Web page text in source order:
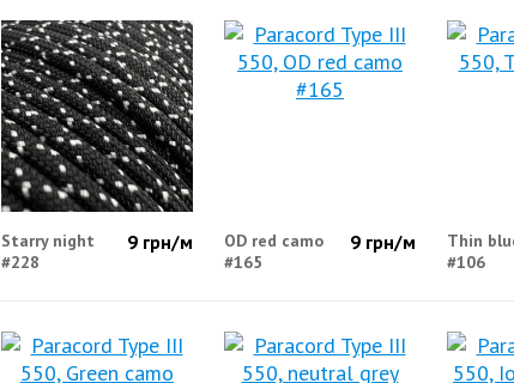
Starry night
#228
9 грн/м
OD red camo
#165
9 грн/м
Thin
#106